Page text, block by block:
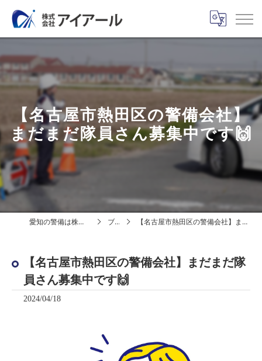
【名古屋市熱田区の警備会社】
まだまだ隊員さん募集中です🙌
愛知の警備は株式会社アイアール ブログ 【名古屋市熱田区の警備会社】まだまだ隊員さん募集中です🙌
【名古屋市熱田区の警備会社】まだまだ隊
員さん募集中です🙌
2024/04/18